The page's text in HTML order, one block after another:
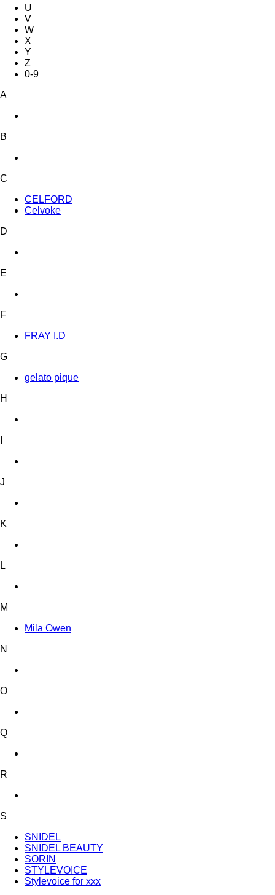
U
V
W
X
Y
Z
0-9
A
B
C
CELFORD
Celvoke
D
E
F
FRAY I.D
G
gelato pique
H
J
K
L
M
Mila Owen
N
O
Q
R
S
SNIDEL
SNIDEL BEAUTY
SORIN
STYLEVOICE
Stylevoice for xxx